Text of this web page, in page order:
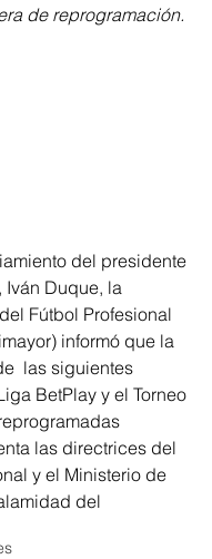
de reprogramación.
del presidente
Duque, la
Fútbol Profesional
informó que la
las siguientes
BetPlay y el Torneo
las directrices del
y el Ministerio de
del